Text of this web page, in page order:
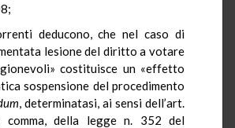
deducono, che nel caso di
lesione del diritto a votare
costituisce un «effetto
sospensione del procedimento
, determinatasi, ai sensi dell’art.
comma, della legge n. 352 del